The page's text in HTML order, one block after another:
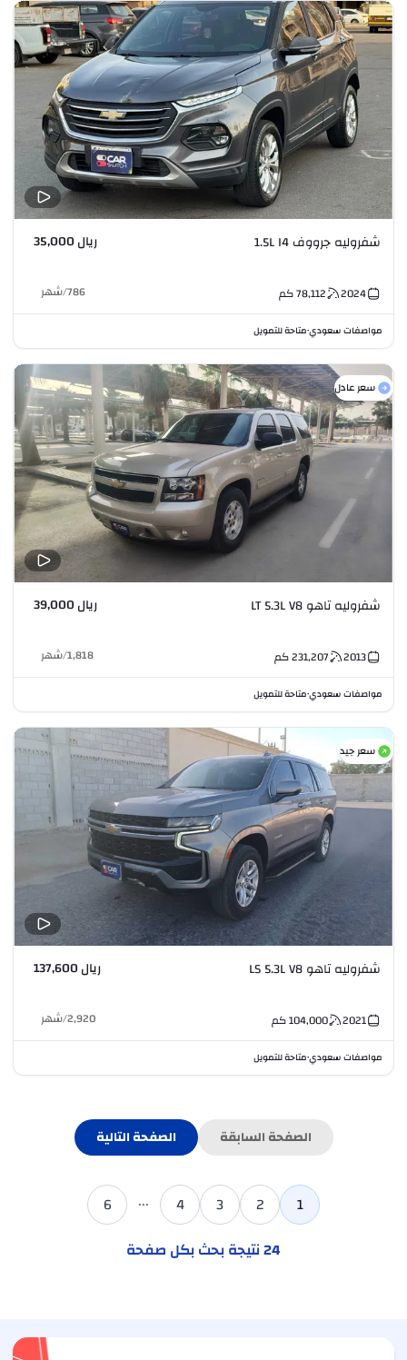
شفروليه جرووف 1.5L I4 ريال 35,000
2024
78,112كم 786
/شهر
مواصفات سعودي•متاحة للتمويل
سعر عادل
شفروليه تاهو LT 5.3L V8 ريال 39,000
2013
231,207كم 1,818
/شهر
مواصفات سعودي•متاحة للتمويل
سعر جيد
شفروليه تاهو LS 5.3L V8 ريال 137,600
2021
104,000كم 2,920
/شهر
مواصفات سعودي•متاحة للتمويل
الصفحة السابقة الصفحة التالية
1
2
3
4
...
6
24نتيجة بحث بكل صفحة